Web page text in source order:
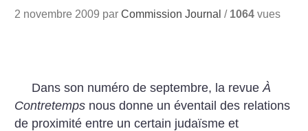
2 novembre 2009 parCommission Journal / 1064 vues
Dans son numéro de septembre, la revueÀ
Contretemps nous donne un éventail des relations
de proximité entre un certain judaïsme et